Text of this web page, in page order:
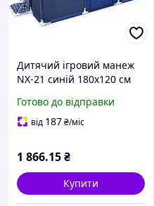
Дитячий ігровий манеж
NX-21 синій 180х120 см
дитини NX-21 для ігор
удома та дитячої кімнати
Готово до відправки
від 187₴/міс
1 866.15₴
Купити